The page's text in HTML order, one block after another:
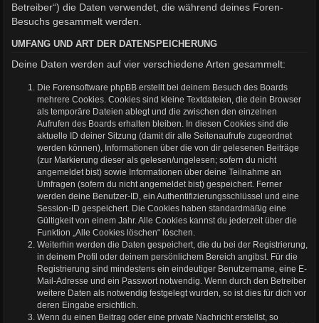
Betreiber“) die Daten verwendet, die während deines Foren-
Besuchs gesammelt werden.
UMFANG UND ART DER DATENSPEICHERUNG
Deine Daten werden auf vier verschiedene Arten gesammelt:
Die Forensoftware phpBB erstellt bei deinem Besuch des Boards
mehrere Cookies. Cookies sind kleine Textdateien, die dein Browser
als temporäre Dateien ablegt und die zwischen den einzelnen
Aufrufen des Boards erhalten bleiben. In diesen Cookies sind die
aktuelle ID deiner Sitzung (damit dir alle Seitenaufrufe zugeordnet
werden können), Informationen über die von dir gelesenen Beiträge
(zur Markierung dieser als gelesen/ungelesen; sofern du nicht
angemeldet bist) sowie Informationen über deine Teilnahme an
Umfragen (sofern du nicht angemeldet bist) gespeichert. Ferner
werden deine Benutzer-ID, ein Authentifizierungsschlüssel und eine
Session-ID gespeichert. Die Cookies haben standardmäßig eine
Gültigkeit von einem Jahr. Alle Cookies kannst du jederzeit über die
Funktion „Alle Cookies löschen“ löschen.
Weiterhin werden die Daten gespeichert, die du bei der Registrierung,
in deinem Profil oder deinem persönlichem Bereich angibst. Für die
Registrierung sind mindestens ein eindeutiger Benutzername, eine E-
Mail-Adresse und ein Passwort notwendig. Wenn durch den Betreiber
weitere Daten als notwendig festgelegt wurden, so ist dies für dich vor
deren Eingabe ersichtlich.
Wenn du einen Beitrag oder eine private Nachricht erstellst, so